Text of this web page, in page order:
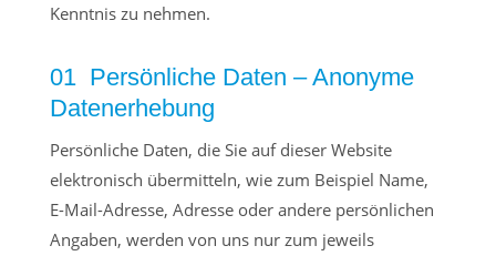
Kenntnis zu nehmen.
01 Persönliche Daten – Anonyme
Datenerhebung
Persönliche Daten, die Sie auf dieser Website
elektronisch übermitteln, wie zum Beispiel Name,
E-Mail-Adresse, Adresse oder andere persönlichen
Angaben, werden von uns nur zum jeweils